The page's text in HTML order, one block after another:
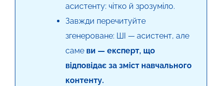
асистенту: чітко й зрозуміло.
Завжди перечитуйте
згенероване: ШІ — асистент, але
саме ви — експерт, що
відповідає за зміст навчального
контенту.